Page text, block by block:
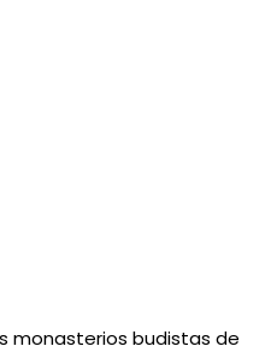
monasterios budistas de